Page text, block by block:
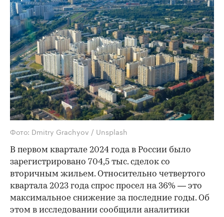
Фото: Dmitry Grachyov / Unsplash
В первом квартале 2024 года в России было
зарегистрировано 704,5 тыс. сделок со
вторичным жильем. Относительно четвертого
квартала 2023 года спрос просел на 36% — это
максимальное снижение за последние годы. Об
этом в исследовании сообщили аналитики